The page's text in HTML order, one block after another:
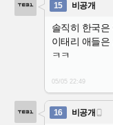
15 비공개
솔직히 한국은
이태리 애들은
ㅋㅋ
05/05 22:49
16 비공개 